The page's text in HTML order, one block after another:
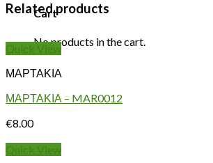
Cart
No products in the cart.
Related products
Quick View
ΜΑΡΤΑΚΙΑ
ΜΑΡΤΑΚΙΑ – MAR0012
€8.00
Quick View